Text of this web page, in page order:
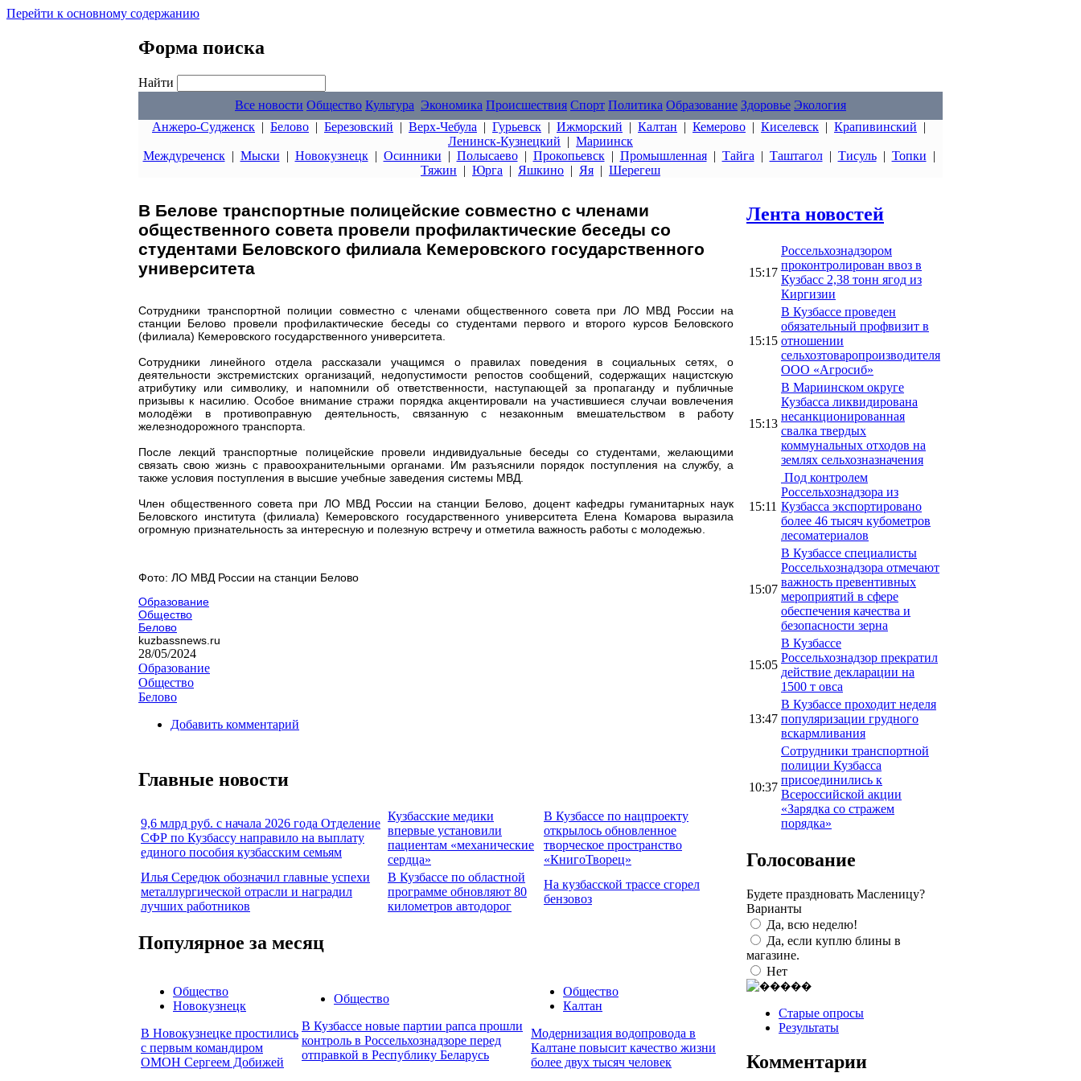
Перейти к основному содержанию
Форма поиска
Найти
Все новости Общество Культура Экономика Происшествия Спорт Политика Образование Здоровье Экология
Анжеро-Судженск | Белово | Березовский | Верх-Чебула | Гурьевск | Ижморский | Калтан | Кемерово | Киселевск | Крапивинский |
Ленинск-Кузнецкий | Мариинск
Междуреченск| Мыски | Новокузнецк| Осинники | Полысаево| Прокопьевск| Промышленная| Тайга | Таштагол| Тисуль| Топки |
Тяжин | Юрга | Яшкино | Яя | Шерегеш
В Белове транспортные полицейские совместно с членами
общественного совета провели профилактические беседы со
студентами Беловского филиала Кемеровского государственного
университета
Сотрудники транспортной полиции совместно с членами общественного совета при ЛО МВД России на
станции Белово провели профилактические беседы со студентами первого и второго курсов Беловского
(филиала) Кемеровского государственного университета.
Сотрудники линейного отдела рассказали учащимся о правилах поведения в социальных сетях, о
деятельности экстремистских организаций, недопустимости репостов сообщений, содержащих нацистскую
атрибутику или символику, и напомнили об ответственности, наступающей за пропаганду и публичные
призывы к насилию. Особое внимание стражи порядка акцентировали на участившиеся случаи вовлечения
молодёжи в противоправную деятельность, связанную с незаконным вмешательством в работу
железнодорожного транспорта.
После лекций транспортные полицейские провели индивидуальные беседы со студентами, желающими
связать свою жизнь с правоохранительными органами. Им разъяснили порядок поступления на службу, а
также условия поступления в высшие учебные заведения системы МВД.
Член общественного совета при ЛО МВД России на станции Белово, доцент кафедры гуманитарных наук
Беловского института (филиала) Кемеровского государственного университета Елена Комарова выразила
огромную признательность за интересную и полезную встречу и отметила важность работы с молодежью.
Фото: ЛО МВД России на станции Белово
Образование
Общество
Белово
kuzbassnews.ru
28/05/2024
Образование
Общество
Белово
Добавить комментарий
Главные новости
9,6 млрд руб. с начала 2026 года Отделение
СФР по Кузбассу направило на выплату
единого пособия кузбасским семьям
Кузбасские медики
впервые установили
пациентам «механические
сердца»
В Кузбассе по нацпроекту
открылось обновленное
творческое пространство
«КнигоТворец»
Илья Середюк обозначил главные успехи
металлургической отрасли и наградил
лучших работников
В Кузбассе по областной
программе обновляют 80
километров автодорог
На кузбасской трассе сгорел
бензовоз
Популярное за месяц
Общество
Новокузнецк
В Новокузнецке простились
с первым командиром
ОМОН Сергеем Добижей
Общество
В Кузбассе новые партии рапса прошли
контроль в Россельхознадзоре перед
отправкой в Республику Беларусь
Общество
Калтан
Модернизация водопровода в
Калтане повысит качество жизни
более двух тысяч человек
Лента новостей
15:17
Россельхознадзором
проконтролирован ввоз в
Кузбасс 2,38 тонн ягод из
Киргизии
15:15
В Кузбассе проведен
обязательный профвизит в
отношении
сельхозтоваропроизводителя
ООО «Агросиб»
15:13
В Мариинском округе
Кузбасса ликвидирована
несанкционированная
свалка твердых
коммунальных отходов на
землях сельхозназначения
15:11
Под контролем
Россельхознадзора из
Кузбасса экспортировано
более 46 тысяч кубометров
лесоматериалов
15:07
В Кузбассе специалисты
Россельхознадзора отмечают
важность превентивных
мероприятий в сфере
обеспечения качества и
безопасности зерна
15:05
В Кузбассе
Россельхознадзор прекратил
действие декларации на
1500 т овса
13:47
В Кузбассе проходит неделя
популяризации грудного
вскармливания
10:37
Сотрудники транспортной
полиции Кузбасса
присоединились к
Всероссийской акции
«Зарядка со стражем
порядка»
Голосование
Будете праздновать Масленицу?
Варианты
Да, всю неделю!
Да, если куплю блины в
магазине.
Нет
Старые опросы
Результаты
Комментарии